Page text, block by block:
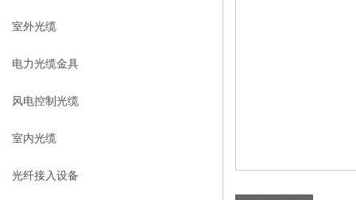
室外光缆
电力光缆金具
风电控制光缆
室内光缆
光纤接入设备